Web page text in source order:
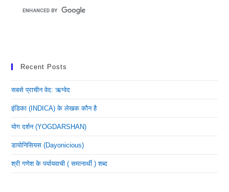
Recent Posts
सबसे प्राचीन वेद: ऋग्वेद
इंडिका (INDICA) के लेखक कौन है
योग दर्शन (YOGDARSHAN)
डायोनिसियस (dayonicious)
श्री गणेश के पर्यायवाची ( समानार्थी ) शब्द